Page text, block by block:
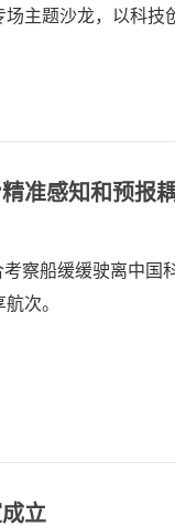
主题沙龙，以科
准感知和预报
察船缓缓驶离中
次。
立​